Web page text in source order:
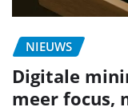
NIEUWS
Digitale
meer focus,